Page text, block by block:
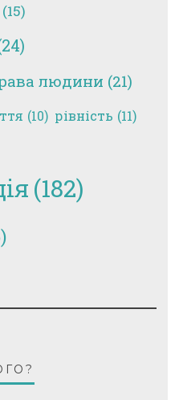
(15)
людини (21)
(10) рівність (11)
(182)